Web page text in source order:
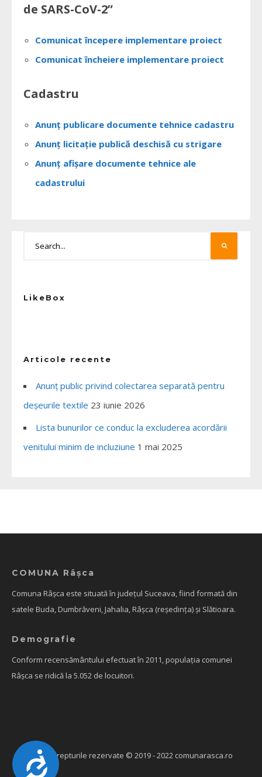
Accesibilitate
de SARS-CoV-2”
Comunicat începere implementare proiect
Comunicat încheiere implementare proiect
Cadastru
Anunț publicare documente tehnice cadastru
Anunț licitație publică deschisă cu strigare
Anunț afișare documente tehnice ale
cadastrului
LikeBox
Articole recente
Anunț public privind colectarea separată pentru
deșeurile textile 23 iunie 2026
Lista bunurilor ce conduc la excluderea acordării
venitului minim de incluziune 1 mai 2025
COMUNA Râșca
Comuna Râșca este situată în județul Suceava, fiind formată din
satele Buda, Dumbrăveni, Jahalia, Râșca (reședința) și Slătioara.
Demografie
Conform recensământului efectuat în 2011, populația comunei
Râșca se ridică la 5.052 de locuitori.
Toate drepturile rezervate © 2019 - 2022 comunarasca.ro